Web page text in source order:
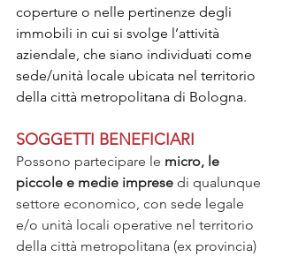
coperture o nelle pertinenze degli
immobili in cui si svolge l’attività
aziendale, che siano individuati come
sede/unità locale ubicata nel territorio
della città metropolitana di Bologna.
SOGGETTI BENEFICIARI
Possono partecipare le micro, le
piccole e medie imprese di qualunque
settore economico, con sede legale
e/o unità locali operative nel territorio
della città metropolitana (ex provincia)